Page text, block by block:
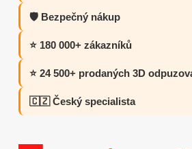
🛡️ Bezpečný nákup
⭐ 180 000+ zákazníků
⭐ 24 500+ prodaných 3D
🇨🇿 Český specialista